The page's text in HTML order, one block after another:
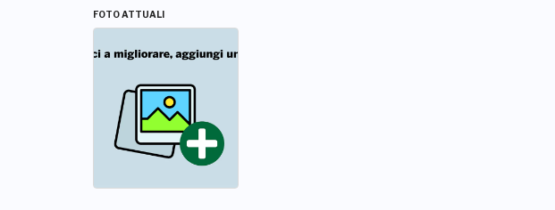
FOTO ATTUALI